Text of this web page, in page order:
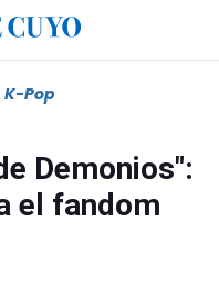
K-Pop
Demonios":
el fandom